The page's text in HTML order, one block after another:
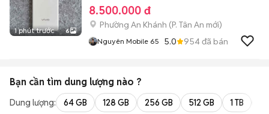
1 phút trước 6
8.500.000 đ
Phường An Khánh (P. Tân An mới)
Nguyên Mobile 65 5.0 954đã bán
Bạn cần tìm dung lượng nào ?
Dung lượng: 64 GB 128 GB 256 GB 512 GB 1 TB